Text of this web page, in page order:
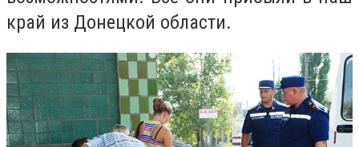
край из Донецкой области.